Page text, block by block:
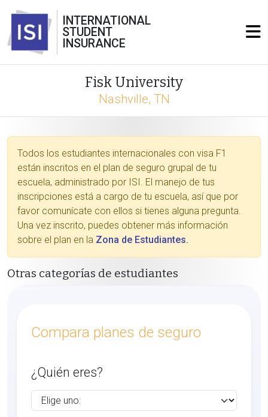
INTERNATIONAL
STUDENT
INSURANCE
Fisk University
Nashville, TN
Todos los estudiantes internacionales con visa F1
están inscritos en el plan de seguro grupal de tu
escuela, administrado por ISI. El manejo de tus
inscripciones está a cargo de tu escuela, así que por
favor comunícate con ellos si tienes alguna pregunta.
Una vez inscrito, puedes obtener más información
sobre el plan en la Zona de Estudiantes.
Otras categorías de estudiantes
Compara planes de seguro
¿Quién eres?